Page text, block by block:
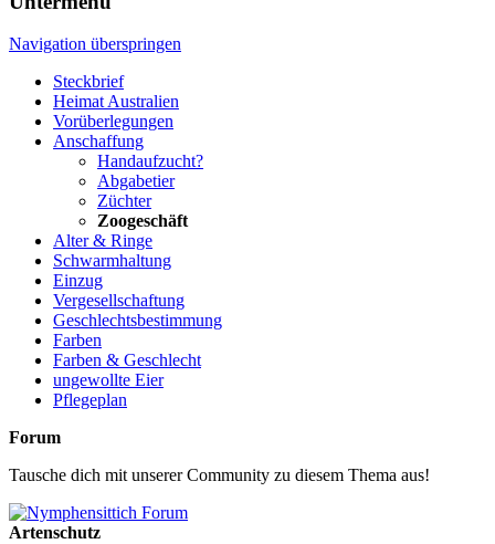
Navigation überspringen
Steckbrief
Heimat Australien
Vorüberlegungen
Anschaffung
Handaufzucht?
Abgabetier
Züchter
Zoogeschäft
Alter & Ringe
Schwarmhaltung
Einzug
Vergesellschaftung
Geschlechtsbestimmung
Farben
Farben & Geschlecht
ungewollte Eier
Pflegeplan
Forum
Tausche dich mit unserer Community zu diesem Thema aus!
Artenschutz